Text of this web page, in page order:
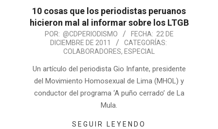
10 cosas que los periodistas peruanos
hicieron mal al informar sobre los LTGB
POR: @CDPERIODISMO FECHA: 22 DE
DICIEMBRE DE 2011
CATEGORÍAS:
COLABORADORES, ESPECIAL
Un artículo del periodista Gio Infante, presidente
del Movimiento Homosexual de Lima (MHOL) y
conductor del programa ‘A puño cerrado’ de La
Mula.
SEGUIR LEYENDO